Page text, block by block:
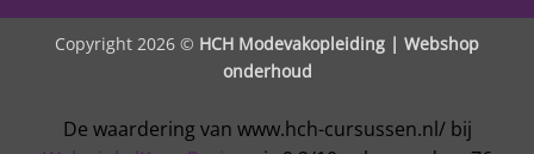
Copyright 2026 © HCH Modevakopleiding | Webshop
onderhoud
De waardering van www.hch-cursussen.nl/ bij